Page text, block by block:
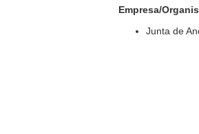
Empresa/
Junta de